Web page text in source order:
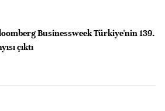
Businessweek Türkiye'nin 139.
çıktı